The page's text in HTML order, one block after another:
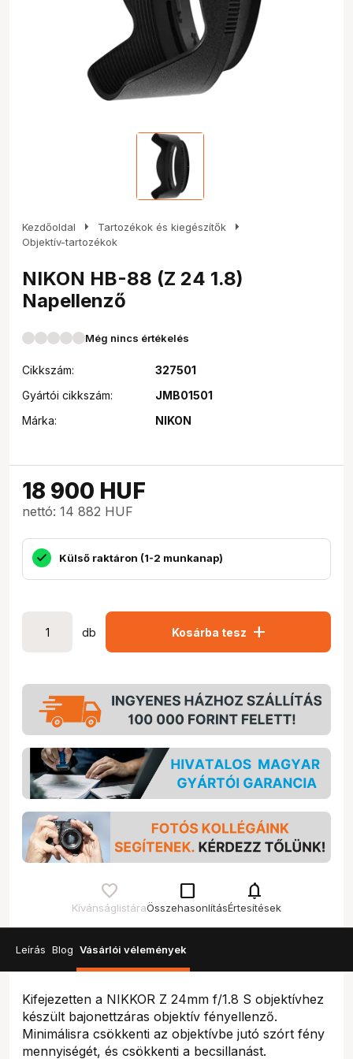
Kezdőoldal arrow_right Tartozékok és kiegészítők arrow_right
Objektív-tartozékok
NIKON HB-88 (Z 24 1.8)
Napellenző
Még nincs értékelés
Cikkszám:
327501
Gyártói cikkszám:
JMB01501
Márka:
NIKON
18 900 HUF
nettó: 14 882 HUF
Külső raktáron (1-2 munkanap)
db Kosárba tesz add
Kívánságlistára
check_box_outline_blank
Összehasonlítás
notifications
Értesítések
Leírás Blog Vásárlói vélemények
Kifejezetten a NIKKOR Z 24mm f/1.8 S objektívhez
készült bajonettzáras objektív fényellenző.
Minimálisra csökkenti az objektívbe jutó szórt fény
mennyiségét, és csökkenti a becsillanást.